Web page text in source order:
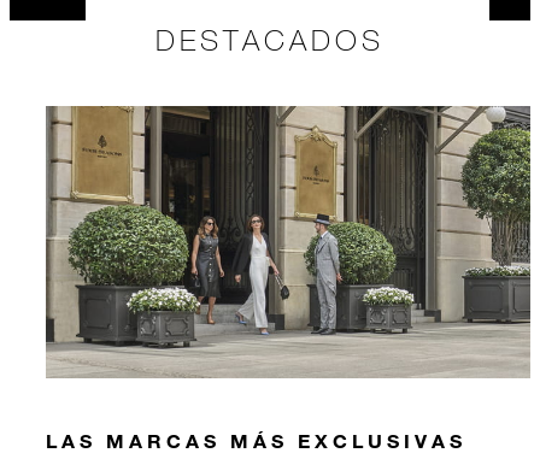
DESTACADOS
LAS MARCAS MÁS EXCLUSIVAS